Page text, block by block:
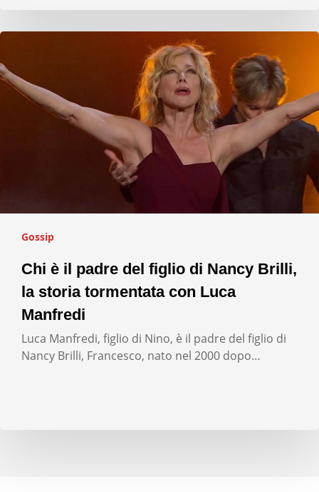
Gossip
Chi è il padre del figlio di Nancy Brilli,
la storia tormentata con Luca
Manfredi
Luca Manfredi, figlio di Nino, è il padre del figlio di
Nancy Brilli, Francesco, nato nel 2000 dopo…